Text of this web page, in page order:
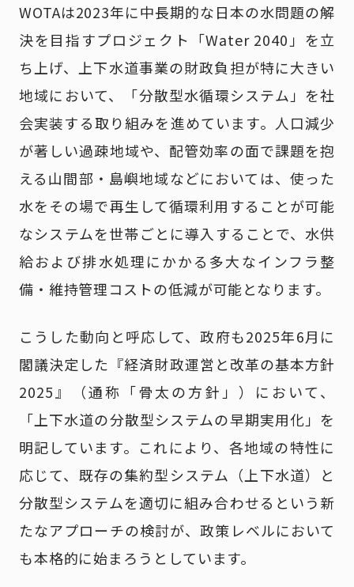
WOTAは2023年に中長期的な日本の水問題の解
決を目指すプロジェクト「Water 2040」を立
ち上げ、上下水道事業の財政負担が特に大きい
地域において、「分散型水循環システム」を社
会実装する取り組みを進めています。人口減少
が著しい過疎地域や、配管効率の面で課題を抱
える山間部・島嶼地域などにおいては、使った
水をその場で再生して循環利用することが可能
なシステムを世帯ごとに導入することで、水供
給および排水処理にかかる多大なインフラ整
備・維持管理コストの低減が可能となります。
こうした動向と呼応して、政府も2025年6月に
閣議決定した『経済財政運営と改革の基本方針
2025』（通称「骨太の方針」）において、
「上下水道の分散型システムの早期実用化」を
明記しています。これにより、各地域の特性に
応じて、既存の集約型システム（上下水道）と
分散型システムを適切に組み合わせるという新
たなアプローチの検討が、政策レベルにおいて
も本格的に始まろうとしています。